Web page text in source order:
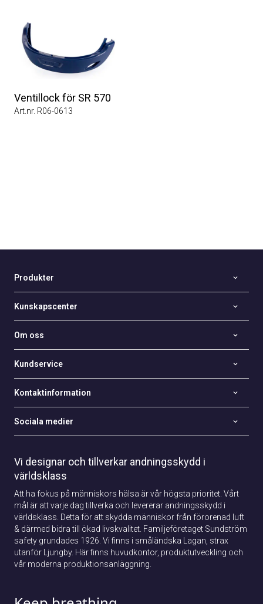
Ventillock för SR 570
Art.nr. R06-0613
Produkter
Kunskapscenter
Om oss
Kundservice
Kontaktinformation
Sociala medier
Vi designar och tillverkar andningsskydd i
världsklass
Att ha fokus på människors hälsa är vår högsta prioritet. Vårt
mål är att varje dag tillverka och levererar andningsskydd i
världsklass. Detta för att skydda människor från förorenad luft
& därmed bidra till ökad livskvalitet. Familjeföretaget Sundström
safety grundades 1926. Vi finns i småländska Lagan, strax
utanför Ljungby. Här finns huvudkontor, produktutveckling och
vår moderna produktionsanläggning.